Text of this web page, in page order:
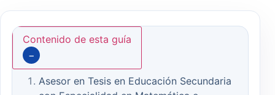
Contenido de esta guía
−
Asesor en Tesis en Educación Secundaria